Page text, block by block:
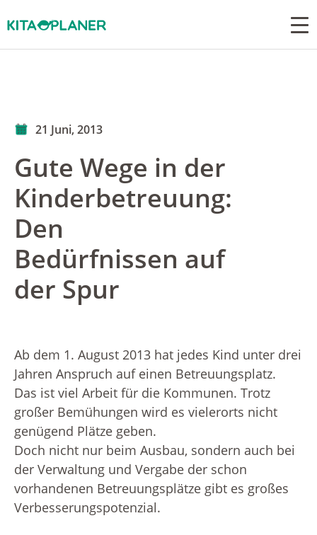
21 Juni, 2013
Gute Wege in der
Kinderbetreuung:
Den
Bedürfnissen auf
der Spur
Ab dem 1. August 2013 hat jedes Kind unter drei
Jahren Anspruch auf einen Betreuungsplatz.
Das ist viel Arbeit für die Kommunen. Trotz
großer Bemühungen wird es vielerorts nicht
genügend Plätze geben.
Doch nicht nur beim Ausbau, sondern auch bei
der Verwaltung und Vergabe der schon
vorhandenen Betreuungsplätze gibt es großes
Verbesserungspotenzial.